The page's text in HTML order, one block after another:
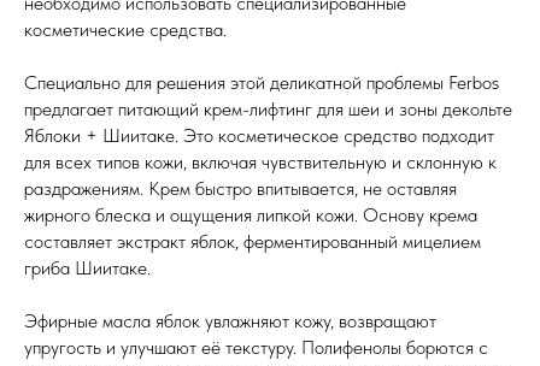
косметические средства.
Специально для решения этой деликатной проблемы Ferbos
предлагает питающий крем-лифтинг для шеи и зоны декольте
Яблоки + Шиитаке. Это косметическое средство подходит
для всех типов кожи, включая чувствительную и склонную к
раздражениям. Крем быстро впитывается, не оставляя
жирного блеска и ощущения липкой кожи. Основу крема
составляет экстракт яблок, ферментированный мицелием
гриба Шиитаке.
Эфирные масла яблок увлажняют кожу, возвращают
упругость и улучшают её текстуру. Полифенолы борются с